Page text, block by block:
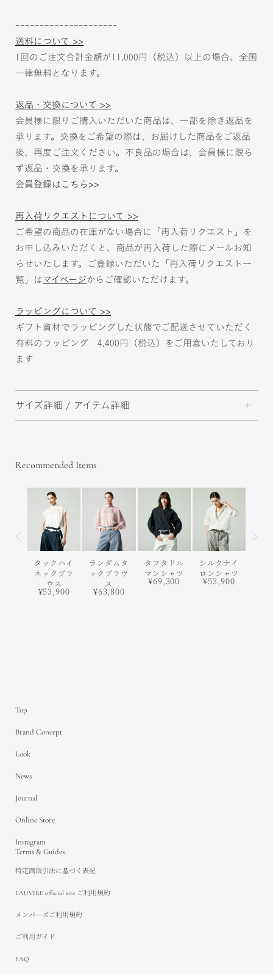
---------------------
送料について >>
1回のご注文合計金額が11,000円（税込）以上の場合、全国
一律無料となります。
返品・交換について >>
会員様に限りご購入いただいた商品は、一部を除き返品を
承ります。交換をご希望の際は、お届けした商品をご返品
後、再度ご注文ください。不良品の場合は、会員様に限ら
ず返品・交換を承ります。
会員登録はこちら>>
再入荷リクエストについて >>
ご希望の商品の在庫がない場合に「再入荷リクエスト」を
お申し込みいただくと、商品が再入荷した際にメールお知
らせいたします。ご登録いただいた「再入荷リクエスト一
覧」は マイページからご確認いただけます。
ラッピングについて >>
ギフト資材でラッピングした状態でご配送させていただく
有料のラッピング 4,400円（税込）をご用意いたしており
ます
サイズ詳細 / アイテム詳細
Recommended Items
タックハイ
ネックブラ
ウス
¥53,900
ランダムタ
ックブラウ
ス
¥63,800
タフタドル
マンシャツ
¥69,300
シルクナイ
ロンシャツ
¥53,900
前の画像
Top
Brand Concept
Look
News
Journal
Online Store
Instagram
Terms & Guides
特定商取引法に基づく表記
EAUVIRE official site ご利用規約
メンバーズご利用規約
ご利用ガイド
FAQ